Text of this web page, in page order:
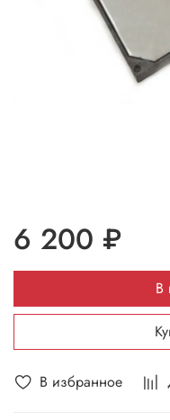
В избранное
6 200 ₽
В